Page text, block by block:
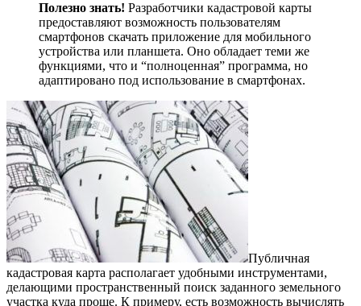
Полезно знать! Разработчики кадастровой карты
предоставляют возможность пользователям
смартфонов скачать приложение для мобильного
устройства или планшета. Оно обладает теми же
функциями, что и “полноценная” программа, но
адаптировано под использование в смартфонах.
Публичная
кадастровая карта располагает удобными инструментами,
делающими пространственный поиск заданного земельного
участка куда проще. К примеру, есть возможность вычислять